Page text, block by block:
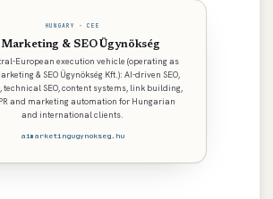
HUNGARY · CEE
& SEO Ügynökség
European execution vehicle (operating as
& SEO Ügynökség Kft.): AI-driven SEO,
technical SEO, content systems, link building,
and marketing automation for Hungarian
and international clients.
aimarketingugynokseg.hu